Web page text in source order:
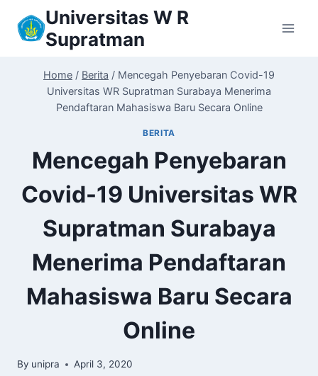
Universitas W R
Supratman
Home / Berita / Mencegah Penyebaran Covid-19
Universitas WR Supratman Surabaya Menerima
Pendaftaran Mahasiswa Baru Secara Online
BERITA
Mencegah Penyebaran
Covid-19 Universitas WR
Supratman Surabaya
Menerima Pendaftaran
Mahasiswa Baru Secara
Online
By unipra April 3, 2020